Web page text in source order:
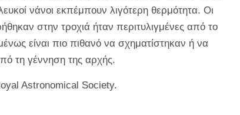
νάνοι εκπέμπουν λιγότερη θερμότητα. Οι
στην τροχιά ήταν περιτυλιγμένες από το
είναι πιο πιθανό να σχηματίστηκαν ή να
τη γέννηση της αρχής.
Astronomical Society.